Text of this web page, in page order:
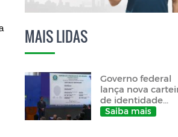
MAIS LIDAS
Governo federal
lança nova
de identidade...
Saiba mais